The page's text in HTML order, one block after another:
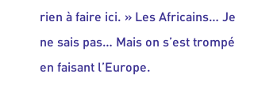
rien à faire ici. » Les Africains… Je
ne sais pas… Mais on s’est trompé
en faisant l’Europe.